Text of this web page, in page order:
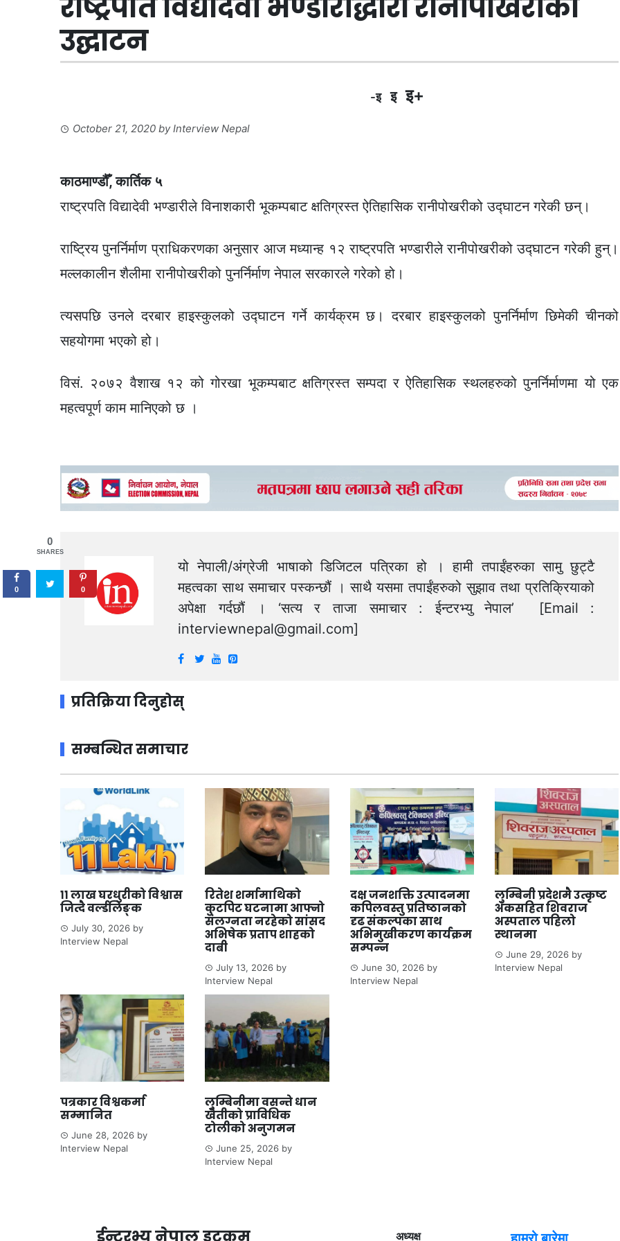
उद्घाटन
-इ इ इ+
October 21, 2020 byInterview Nepal
काठमाण्डौँ, कार्तिक ५
राष्ट्रपति विद्यादेवी भण्डारीले विनाशकारी भूकम्पबाट क्षतिग्रस्त ऐतिहासिक रानीपोखरीको उद्घाटन गरेकी छन्।
राष्ट्रिय पुनर्निर्माण प्राधिकरणका अनुसार आज मध्यान्ह १२ राष्ट्रपति भण्डारीले रानीपोखरीको उद्घाटन गरेकी हुन्।
मल्लकालीन शैलीमा रानीपोखरीको पुनर्निर्माण नेपाल सरकारले गरेको हो।
त्यसपछि उनले दरबार हाइस्कुलको उद्घाटन गर्ने कार्यक्रम छ। दरबार हाइस्कुलको पुनर्निर्माण छिमेकी चीनको
सहयोगमा भएको हो।
विसं. २०७२ वैशाख १२ को गोरखा भूकम्पबाट क्षतिग्रस्त सम्पदा र ऐतिहासिक स्थलहरुको पुनर्निर्माणमा यो एक
महत्वपूर्ण काम मानिएको छ ।
यो नेपाली/अंग्रेजी भाषाको डिजिटल पत्रिका हो । हामी तपाईंहरुका सामु छुट्टै
महत्वका साथ समाचार पस्कन्छौं । साथै यसमा तपाईंहरुको सुझाव तथा प्रतिक्रियाको
अपेक्षा गर्दछौं । ‘सत्य र ताजा समाचार : ईन्टरभ्यु नेपाल’ [Email :
interviewnepal@gmail.com]
प्रतिक्रिया दिनुहोस्
सम्बन्धित समाचार
११ लाख घरधुरीको विश्वास
जित्दै वर्ल्डलिङ्क
July 30, 2026 by
Interview Nepal
रितेश शर्मामाथिको
कुटपिट घटनामा आफ्नो
संलग्नता नरहेको सांसद
अभिषेक प्रताप शाहको
दाबी
July 13, 2026 by
Interview Nepal
दक्ष जनशक्ति उत्पादनमा
कपिलवस्तु प्रतिष्ठानको
दृढ संकल्पका साथ
अभिमुखीकरण कार्यक्रम
सम्पन्न
June 30, 2026by
Interview Nepal
लुम्बिनी प्रदेशमै उत्कृष्ट
अंकसहित शिवराज
अस्पताल पहिलो
स्थानमा
June 29, 2026by
Interview Nepal
पत्रकार विश्वकर्मा
सम्मानित
June 28, 2026 by
Interview Nepal
लुम्बिनीमा वसन्ते धान
खेतीको प्राविधिक
टोलीको अनुगमन
June 25, 2026 by
Interview Nepal
ईन्टरभ्यु नेपाल डटकम अध्यक्ष
0
SHARES
0 0